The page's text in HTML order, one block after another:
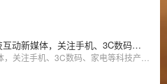
机锋网 - 中国领先的科技互动新媒体，关注手机、3C数码、家电等科技产品